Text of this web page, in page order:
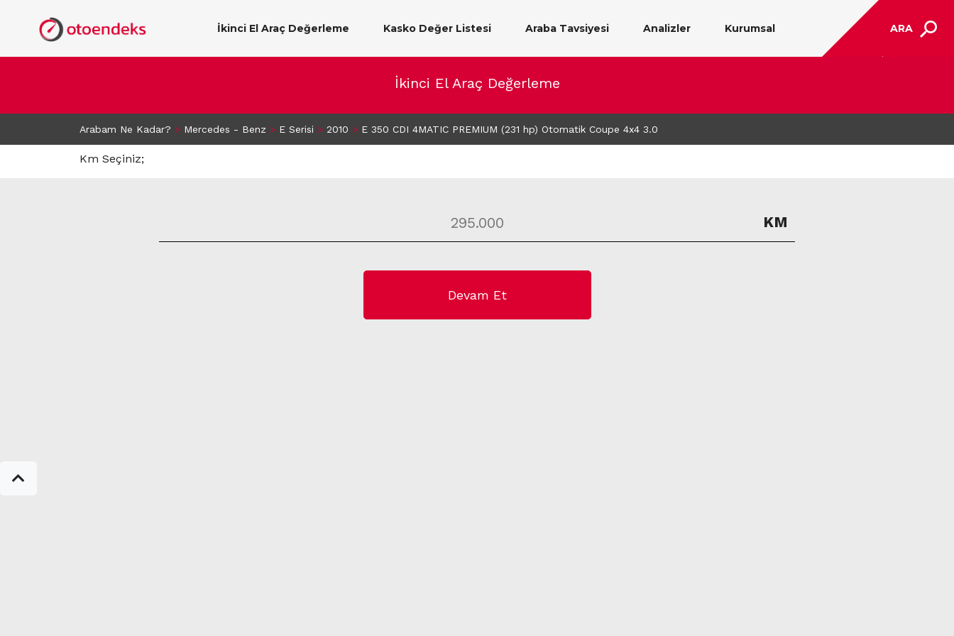
İkinci El Araç Değerleme Kasko Değer Listesi Araba Tavsiyesi Analizler Kurumsal ARA
İkinci El Araç Değerleme
Arabam Ne Kadar? > Mercedes - Benz > E Serisi > 2010 > E 350 CDI 4MATIC PREMIUM (231 hp) Otomatik Coupe 4x4 3.0
Km Seçiniz;
KM
Devam Et